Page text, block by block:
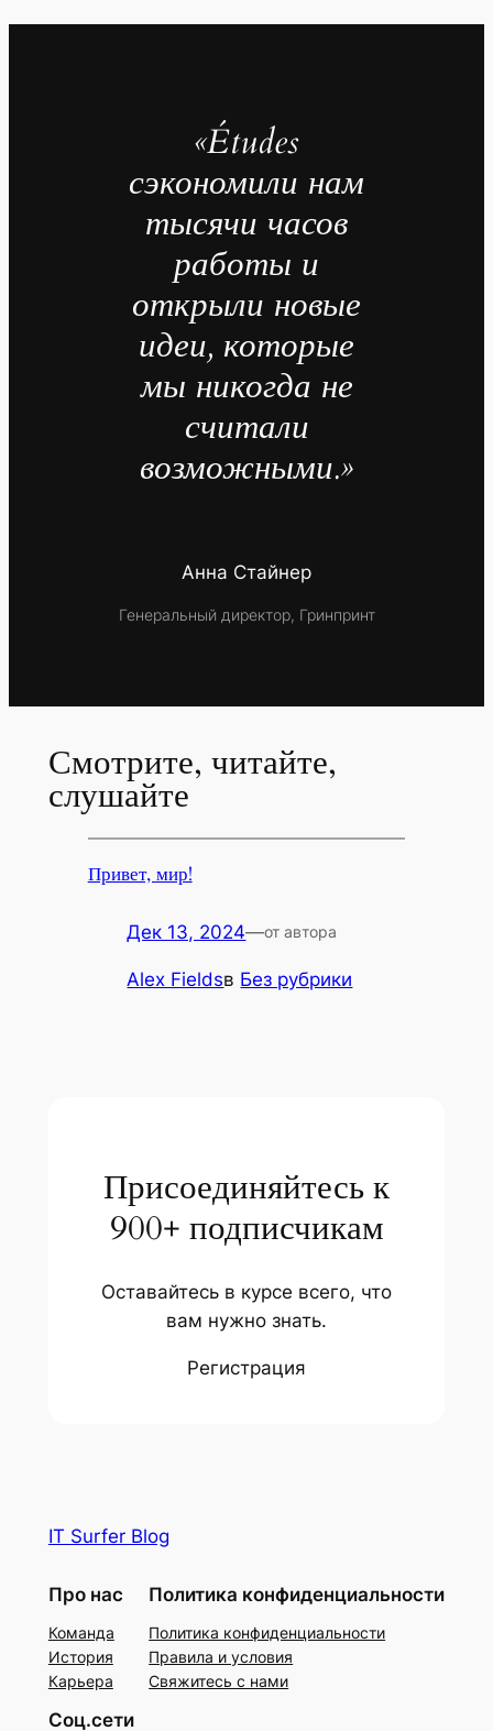
«Études
сэкономили нам
тысячи часов
работы и
открыли новые
идеи, которые
мы никогда не
считали
возможными.»
Анна Стайнер
Генеральный директор, Гринпринт
Смотрите, читайте,
слушайте
Привет, мир!
Дек 13, 2024—от автора
Alex Fieldsв Без рубрики
Присоединяйтесь к
900+ подписчикам
Оставайтесь в курсе всего, что
вам нужно знать.
Регистрация
IT Surfer Blog
Про нас
Команда
История
Карьера
Политика конфиденциальности
Политика конфиденциальности
Правила и условия
Свяжитесь с нами
Соц.сети